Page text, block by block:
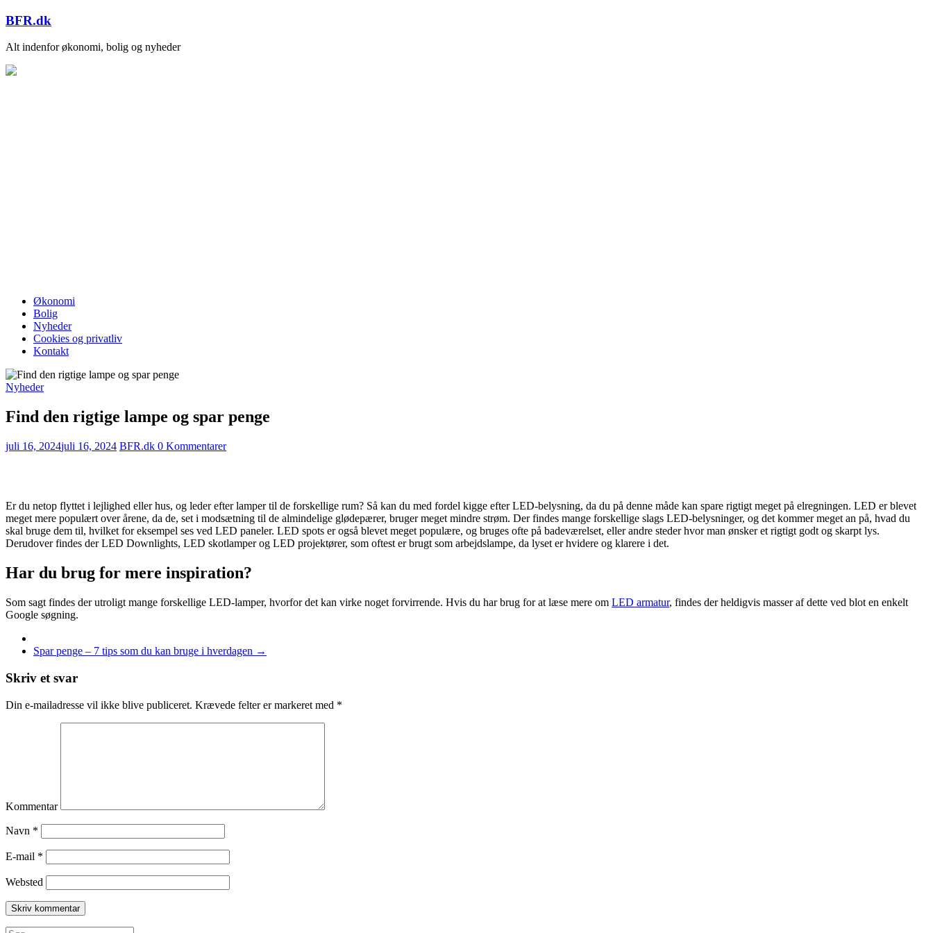
Skip
content
BFR.dk
Alt indenfor økonomi, bolig og nyheder
Økonomi
Bolig
Nyheder
Cookies og privatliv
Kontakt
Nyheder
Find den rigtige lampe og spar penge
juli 16, 2024juli 16, 2024 BFR.dk 0 Kommentarer
Er du netop flyttet i lejlighed eller hus, og leder efter lamper til de forskellige rum? Så kan du med fordel kigge efter LED-belysning, da du på denne måde kan spare rigtigt meget på elregningen. LED er blevet
meget mere populært over årene, da de, set i modsætning til de almindelige glødepærer, bruger meget mindre strøm. Der findes mange forskellige slags LED-belysninger, og det kommer meget an på, hvad du
skal bruge dem til, hvilket for eksempel ses ved LED paneler. LED spots er også blevet meget populære, og bruges ofte på badeværelset, eller andre steder hvor man ønsker et rigtigt godt og skarpt lys.
Derudover findes der LED Downlights, LED skotlamper og LED projektører, som oftest er brugt som arbejdslampe, da lyset er hvidere og klarere i det.
Har du brug for mere inspiration?
Som sagt findes der utroligt mange forskellige LED-lamper, hvorfor det kan virke noget forvirrende. Hvis du har brug for at læse mere om LED armatur, findes der heldigvis masser af dette ved blot en enkelt
Google søgning.
Spar penge – 7 tips som du kan bruge i hverdagen →
Skriv et svar
Din e-mailadresse vil ikke blive publiceret. Krævede felter er markeret med *
Kommentar
Navn *
E-mail *
Websted